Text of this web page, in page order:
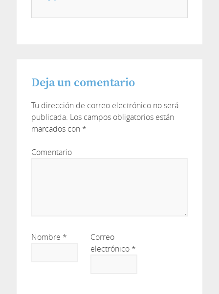
Deja un comentario
Tu dirección de correo electrónico no será
publicada. Los campos obligatorios están
marcados con *
Comentario
Nombre *
Correo
electrónico *